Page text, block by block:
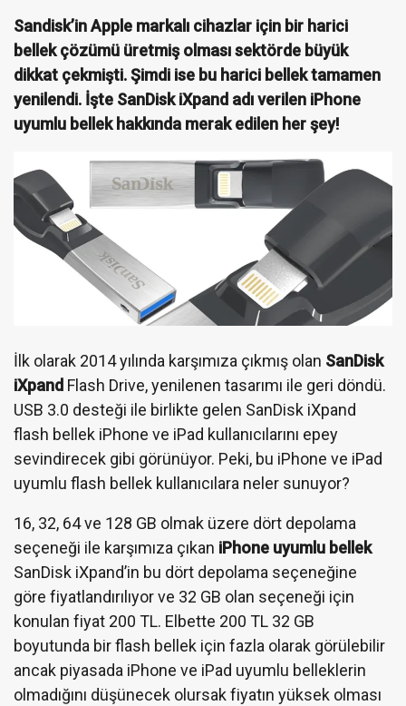
Sandisk’in Apple markalı cihazlar için bir harici
bellek çözümü üretmiş olması sektörde büyük
dikkat çekmişti. Şimdi ise bu harici bellek tamamen
yenilendi. İşte SanDisk iXpand adı verilen iPhone
uyumlu bellek hakkında merak edilen her şey!
İlk olarak 2014 yılında karşımıza çıkmış olan SanDisk
iXpand Flash Drive, yenilenen tasarımı ile geri döndü.
USB 3.0 desteği ile birlikte gelen SanDisk iXpand
flash bellek iPhone ve iPad kullanıcılarını epey
sevindirecek gibi görünüyor. Peki, bu iPhone ve iPad
uyumlu flash bellek kullanıcılara neler sunuyor?
16, 32, 64 ve 128 GB olmak üzere dört depolama
seçeneği ile karşımıza çıkan iPhone uyumlu bellek
SanDisk iXpand’in bu dört depolama seçeneğine
göre fiyatlandırılıyor ve 32 GB olan seçeneği için
konulan fiyat 200 TL. Elbette 200 TL 32 GB
boyutunda bir flash bellek için fazla olarak görülebilir
ancak piyasada iPhone ve iPad uyumlu belleklerin
olmadığını düşünecek olursak fiyatın yüksek olması